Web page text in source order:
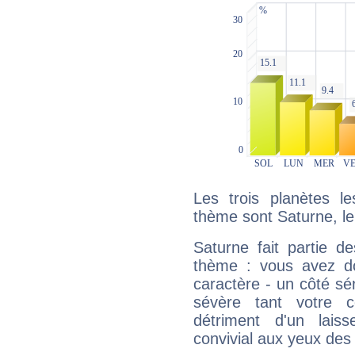
Les trois planètes
thème sont Saturne,
Saturne fait partie
thème : vous avez
caractère - un côté
sévère tant votre
détriment d'un
convivial aux yeux